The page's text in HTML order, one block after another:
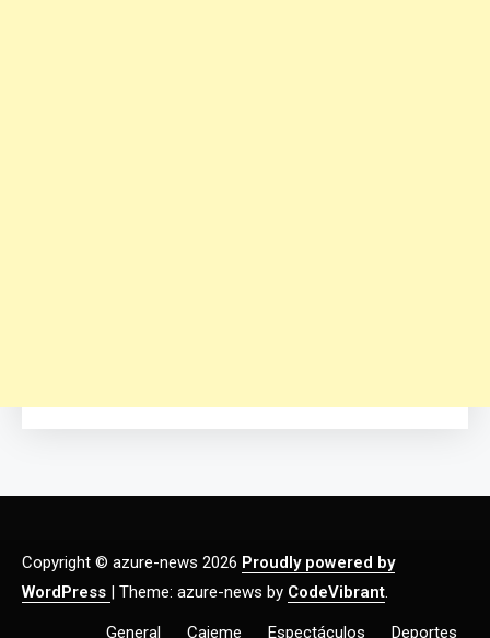
Copyright © azure-news 2026 Proudly powered by
WordPress | Theme: azure-news by CodeVibrant.
General Cajeme Espectáculos Deportes